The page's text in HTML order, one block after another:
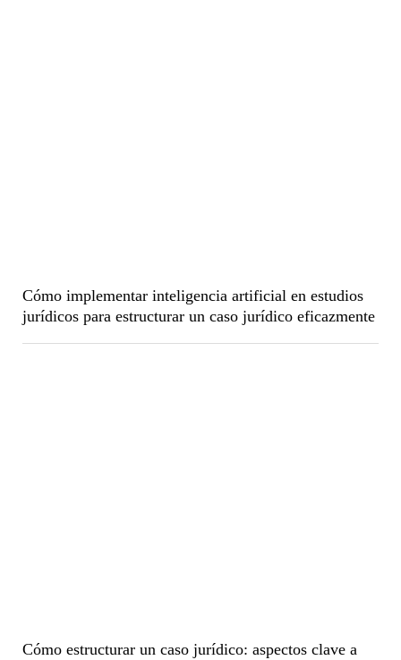
Cómo implementar inteligencia artificial en estudios
jurídicos para estructurar un caso jurídico eficazmente
Cómo estructurar un caso jurídico: aspectos clave a